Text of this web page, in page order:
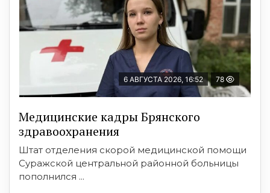
6 АВГУСТА 2026, 16:52 78
Медицинские кадры Брянского
здравоохранения
Штат отделения скорой медицинской помощи
Суражской центральной районной больницы
пополнился ...